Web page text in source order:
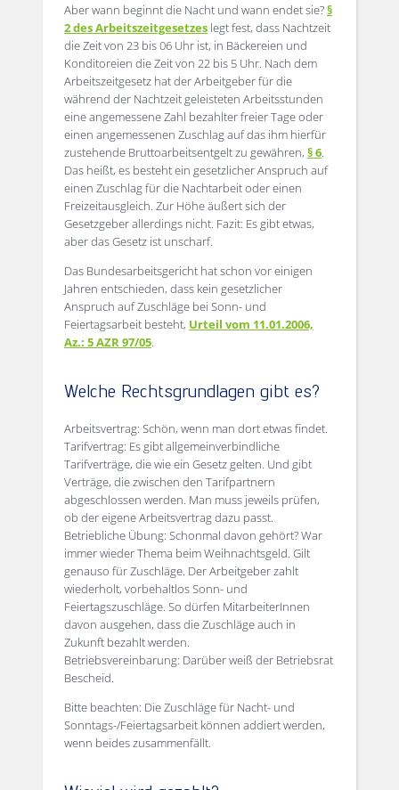
Aber wann beginnt die Nacht und wann endet sie?§
2 des Arbeitszeitgesetzes legt fest, dass Nachtzeit
die Zeit von 23 bis 06 Uhr ist, in Bäckereien und
Konditoreien die Zeit von 22 bis 5 Uhr. Nach dem
Arbeitszeitgesetz hat der Arbeitgeber für die
während der Nachtzeit geleisteten Arbeitsstunden
eine angemessene Zahl bezahlter freier Tage oder
einen angemessenen Zuschlag auf das ihm hierfür
zustehende Bruttoarbeitsentgelt zu gewähren, § 6.
Das heißt, es besteht ein gesetzlicher Anspruch auf
einen Zuschlag für die Nachtarbeit oder einen
Freizeitausgleich. Zur Höhe äußert sich der
Gesetzgeber allerdings nicht. Fazit: Es gibt etwas,
aber das Gesetz ist unscharf.
Das Bundesarbeitsgericht hat schon vor einigen
Jahren entschieden, dass kein gesetzlicher
Anspruch auf Zuschläge bei Sonn- und
Feiertagsarbeit besteht, Urteil vom 11.01.2006,
Az.: 5 AZR 97/05.
Welche Rechtsgrundlagen gibt es?
Arbeitsvertrag: Schön, wenn man dort etwas findet.
Tarifvertrag: Es gibt allgemeinverbindliche
Tarifverträge, die wie ein Gesetz gelten. Und gibt
Verträge, die zwischen den Tarifpartnern
abgeschlossen werden. Man muss jeweils prüfen,
ob der eigene Arbeitsvertrag dazu passt.
Betriebliche Übung: Schonmal davon gehört? War
immer wieder Thema beim Weihnachtsgeld. Gilt
genauso für Zuschläge. Der Arbeitgeber zahlt
wiederholt, vorbehaltlos Sonn- und
Feiertagszuschläge. So dürfen MitarbeiterInnen
davon ausgehen, dass die Zuschläge auch in
Zukunft bezahlt werden.
Betriebsvereinbarung: Darüber weiß der Betriebsrat
Bescheid.
Bitte beachten: Die Zuschläge für Nacht- und
Sonntags-/Feiertagsarbeit können addiert werden,
wenn beides zusammenfällt.